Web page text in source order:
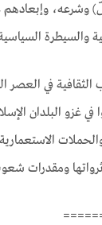
وشرعه،
والسيطرة
في العصر
في غزو البلدان
الاستعمارية
ومقدرات